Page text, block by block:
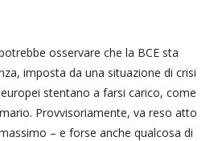
osservare che la BCE sta
imposta da una situazione di crisi
stentano a farsi carico, come
Provvisoriamente, va reso atto
– e forse anche qualcosa di